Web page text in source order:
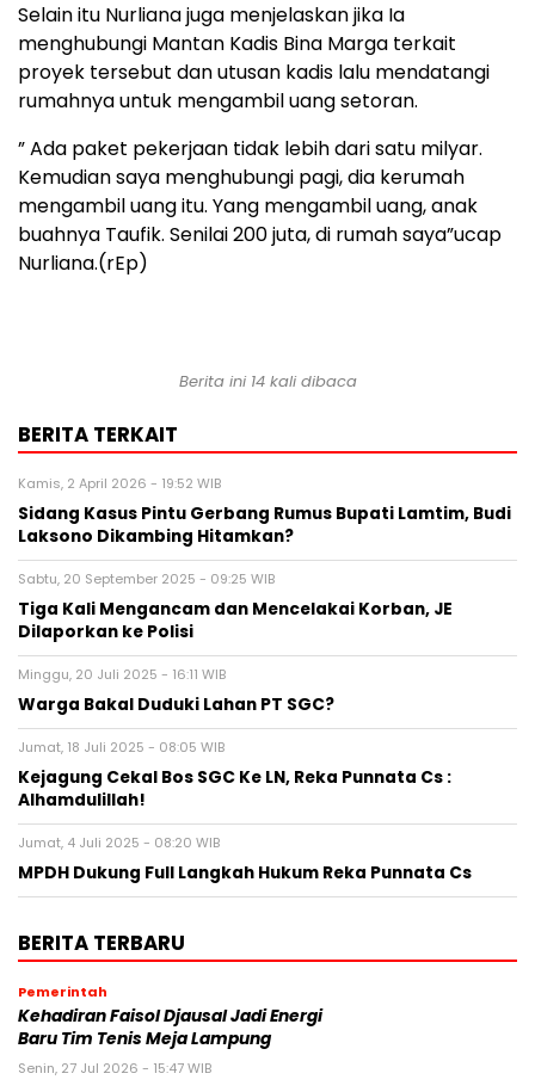
Selain itu Nurliana juga menjelaskan jika Ia
menghubungi Mantan Kadis Bina Marga terkait
proyek tersebut dan utusan kadis lalu mendatangi
rumahnya untuk mengambil uang setoran.
” Ada paket pekerjaan tidak lebih dari satu milyar.
Kemudian saya menghubungi pagi, dia kerumah
mengambil uang itu. Yang mengambil uang, anak
buahnya Taufik. Senilai 200 juta, di rumah saya”ucap
Nurliana.(rEp)
Berita ini 14 kali dibaca
BERITA TERKAIT
Kamis, 2 April 2026 - 19:52 WIB
Sidang Kasus Pintu Gerbang Rumus Bupati Lamtim, Budi
Laksono Dikambing Hitamkan?
Sabtu, 20 September 2025 - 09:25 WIB
Tiga Kali Mengancam dan Mencelakai Korban, JE
Dilaporkan ke Polisi
Minggu, 20 Juli 2025 - 16:11 WIB
Warga Bakal Duduki Lahan PT SGC?
Jumat, 18 Juli 2025 - 08:05 WIB
Kejagung Cekal Bos SGC Ke LN, Reka Punnata Cs :
Alhamdulillah!
Jumat, 4 Juli 2025 - 08:20 WIB
MPDH Dukung Full Langkah Hukum Reka Punnata Cs
BERITA TERBARU
Pemerintah
Kehadiran Faisol Djausal Jadi Energi
Baru Tim Tenis Meja Lampung
Senin, 27 Jul 2026 - 15:47 WIB